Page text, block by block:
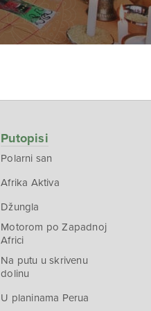
Putopisi
Polarni san
Afrika Aktiva
Džungla
Motorom po Zapadnoj
Africi
Na putu u skrivenu
dolinu
U planinama Perua